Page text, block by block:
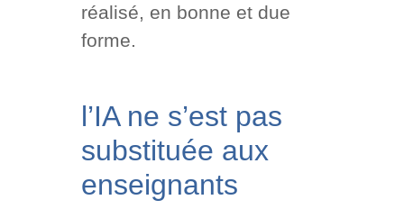
réalisé, en bonne et due
forme.
l’IA ne s’est pas
substituée aux
enseignants